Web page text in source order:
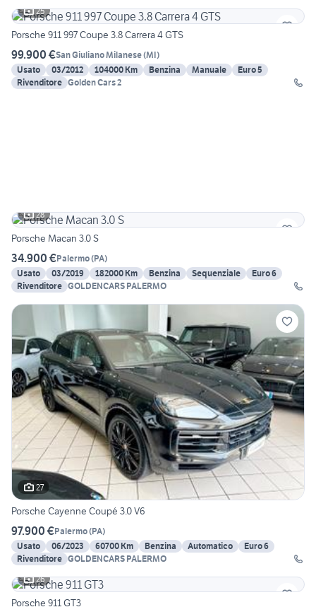
25
Porsche 911 997 Coupe 3.8 Carrera 4 GTS
99.900 €San Giuliano Milanese(MI)
Usato
03/2012 104000 Km Benzina Manuale
Euro 5
Rivenditore Golden Cars 2
28
Porsche Macan 3.0 S
34.900 €Palermo(PA)
Usato
03/2019 182000 Km Benzina Sequenziale
Euro 6
Rivenditore GOLDENCARS PALERMO
27
Porsche Cayenne Coupé 3.0 V6
97.900 €Palermo(PA)
Usato
06/2023 60700 Km Benzina Automatico
Euro 6
Rivenditore GOLDENCARS PALERMO
26
Porsche 911 GT3